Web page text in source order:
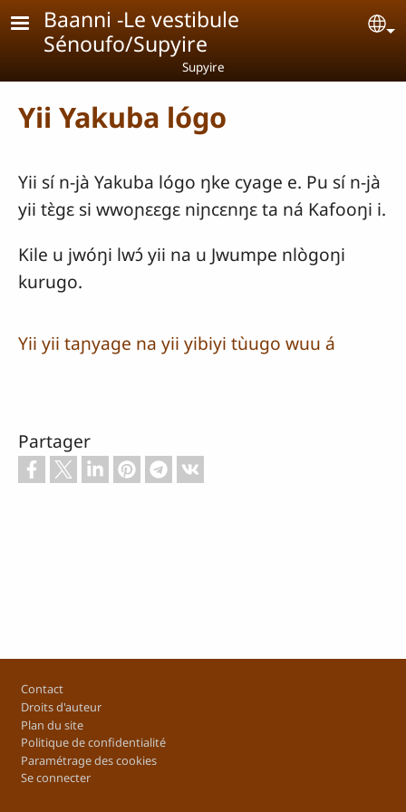
Aller au contenu principal
Baanni -Le vestibule
Sénoufo/Supyire
Supyire
Yii Yakuba lógo
Yii sí n-jà Yakuba lógo ŋke cyage e. Pu sí n-jà
yii tɛ̀gɛ si wwoɲɛɛgɛ niɲcɛnŋɛ ta ná Kafooŋi i.
Kile u jwóŋi lwɔ́ yii na u Jwumpe nlògoŋi
kurugo.
Yii yii taɲyage na yii yibiyi tùugo wuu á
Partager
Footer
Contact
Droits d'auteur
Plan du site
Politique de confidentialité
Paramétrage des cookies
Se connecter